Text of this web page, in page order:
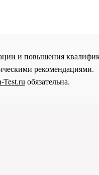
и повышения
рекомендациями.
Test.ru обязательна.